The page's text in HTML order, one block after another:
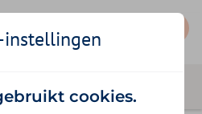
instellingen
cookies.